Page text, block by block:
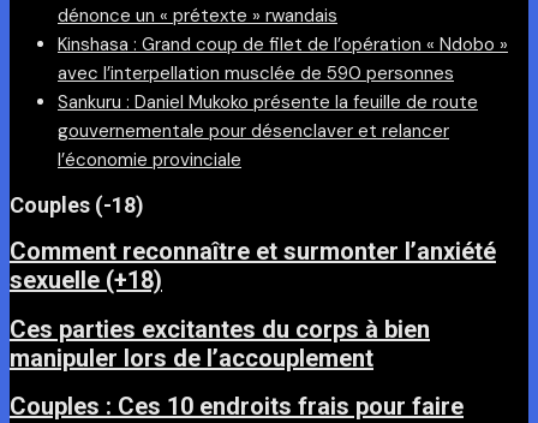
dénonce un « prétexte » rwandais
Kinshasa : Grand coup de filet de l’opération « Ndobo »
avec l’interpellation musclée de 590 personnes
Sankuru : Daniel Mukoko présente la feuille de route
gouvernementale pour désenclaver et relancer
l’économie provinciale
Couples (-18)
Comment reconnaître et surmonter l’anxiété
sexuelle (+18)
Ces parties excitantes du corps à bien
manipuler lors de l’accouplement
Couples : Ces 10 endroits frais pour faire